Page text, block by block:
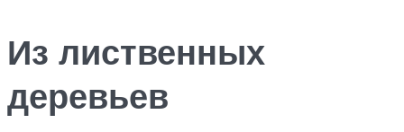
Из лиственных
деревьев